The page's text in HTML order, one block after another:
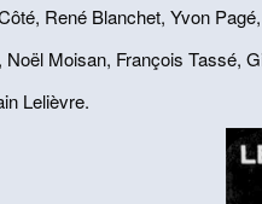
René Blanchet, Yvon
Moisan, François Tassé,
Lelièvre.